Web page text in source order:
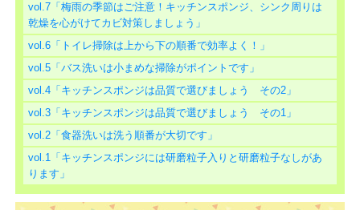
vol.7「梅雨の季節はご注意！キッチンスポンジ、シンク周りは
乾燥を心がけてカビ対策しましょう」
vol.6「トイレ掃除は上から下の順番で効率よく！」
vol.5「バス洗いは小まめな掃除がポイントです」
vol.4「キッチンスポンジは品質で選びましょう その2」
vol.3「キッチンスポンジは品質で選びましょう その1」
vol.2「食器洗いは洗う順番が大切です」
vol.1「キッチンスポンジには研磨粒子入りと研磨粒子なしがあ
ります」